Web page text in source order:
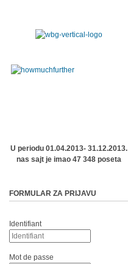
U periodu 01.04.2013- 31.12.2013.
nas sajt je imao 47 348 poseta
FORMULAR ZA PRIJAVU
Identifiant
Mot de passe